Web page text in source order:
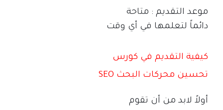
موعد التقديم : متاحة
دائماً لتعلمها في أي وقت
كيفية التقديم في كورس
تحسين محركات البحثSEO
أولاً لابد من أن تقوم